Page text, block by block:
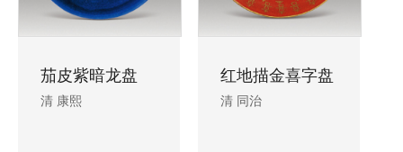
茄皮紫暗龙盘
清 康熙
红地描金喜字盘
清 同治